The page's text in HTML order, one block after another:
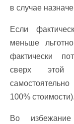
в случае
Если
меньше
фактически
сверх этой
100% стоимости).
Во